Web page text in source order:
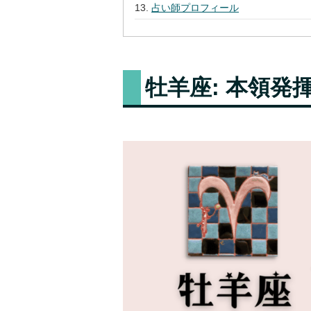
占い師プロフィール
牡羊座: 本領発